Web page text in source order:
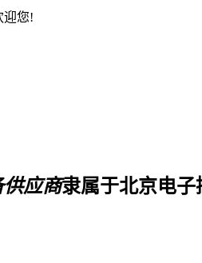
迎您!
供应商隶属于北京电